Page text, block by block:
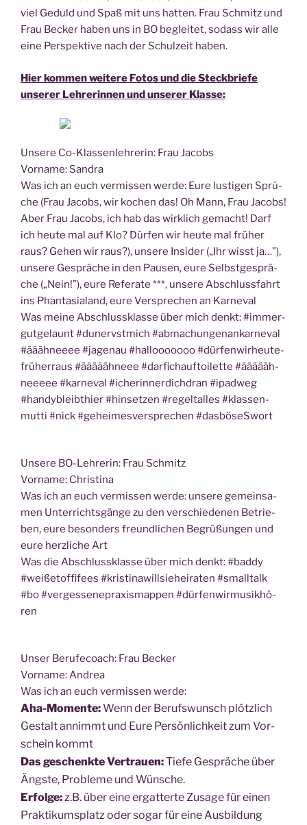
viel Geduld und Spaß mit uns hat­ten. Frau Schmitz und
Frau Becker haben uns in BO beglei­tet, sodass wir alle
eine Per­spek­ti­ve nach der Schul­zeit haben.
Hier kom­men wei­te­re Fotos und die Steck­brie­fe
unse­rer Leh­re­rin­nen und unse­rer Klasse:
Unse­re Co-Klas­sen­leh­re­rin: Frau Jacobs
Vor­na­me: Sandra
Was ich an euch ver­mis­sen wer­de: Eure lus­ti­gen Sprü­
che (Frau Jacobs, wir kochen das! Oh Mann, Frau Jacobs!
Aber Frau Jacobs, ich hab das wirk­lich gemacht! Darf
ich heu­te mal auf Klo? Dür­fen wir heu­te mal frü­her
raus? Gehen wir raus?), unse­re Insi­der („Ihr wisst ja…”),
unse­re Gesprä­che in den Pau­sen, eure Selbst­ge­sprä­
che („Nein!”), eure Refe­ra­te ***, unse­re Abschluss­fahrt
ins Phan­ta­sia­land, eure Ver­spre­chen an Karneval
Was mei­ne Abschluss­klas­se über mich denkt: #immer­
gut­ge­launt #dunervst­mich #abma­chun­gen­an­kar­ne­val
#äääh­neeee #jage­nau #hal­looooooo #dür­fen­wir­heu­te­
frü­herraus #äääääh­neee #dar­fich­auf­toi­let­te #äääääh­
neeeee #kar­ne­val #icherin­ner­dich­dran #ipad­weg
#han­dy­bleib­t­hi­er #hin­set­zen #regel­t­al­les #klas­sen­
mut­ti #nick #gehei­mes­ver­spre­chen #das­bö­seS­wort
Unse­re BO-Leh­re­rin: Frau Schmitz
Vor­na­me: Christina
Was ich an euch ver­mis­sen wer­de: unse­re gemein­sa­
men Unter­richts­gän­ge zu den ver­schie­de­nen Betrie­
ben, eure beson­ders freund­li­chen Begrü­ßun­gen und
eure herz­li­che Art
Was die Abschluss­klas­se über mich denkt: #bad­dy
#wei­ßet­of­fi­fees #kris­ti­na­will­sie­hei­ra­ten #small­talk
#bo #ver­ges­sene­pra­xis­map­pen #dür­fen­wir­mu­sik­hö­
ren
Unser Beru­fe­coach: Frau Becker
Vor­na­me: Andrea
Was ich an euch ver­mis­sen werde:
Aha-Momen­te:Wenn der Berufs­wunsch plötz­lich
Gestalt annimmt und Eure Per­sön­lich­keit zum Vor­
schein kommt
Das geschenk­te Ver­trau­en:Tie­fe Gesprä­che über
Ängs­te, Pro­ble­me und Wünsche.
Erfol­ge:z.B. über eine ergat­ter­te Zusa­ge für einen
Prak­ti­kums­platz oder sogar für eine Ausbildung